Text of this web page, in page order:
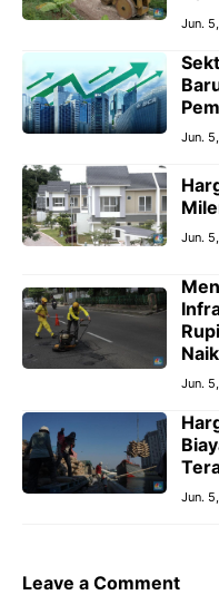
Jun.
Jun.
Jun.
Naik
Jun.
Jun.
Leave a Comment